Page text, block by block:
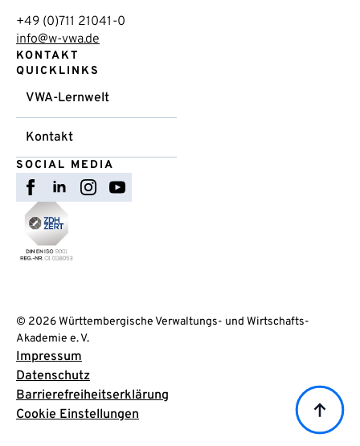
+49 (0)711 21041-0
info@w-vwa.de
KONTAKT
QUICKLINKS
VWA-Lernwelt
Kontakt
SOCIAL MEDIA
© 2026 Württembergische Verwaltungs- und Wirtschafts-
Akademie e. V.
Impressum
Datenschutz
Barrierefreiheitserklärung
Cookie Einstellungen